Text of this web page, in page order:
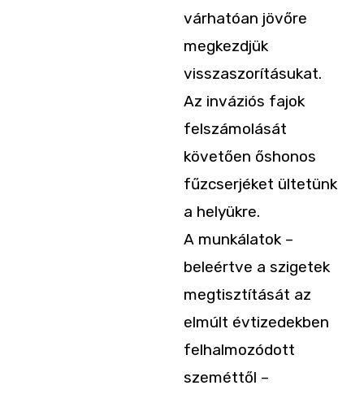
várhatóan jövőre
megkezdjük
visszaszorításukat.
Az inváziós fajok
felszámolását
követően őshonos
fűzcserjéket ültetünk
a helyükre.
A munkálatok –
beleértve a szigetek
megtisztítását az
elmúlt év­tized­ekben
felhalmozódott
szeméttől –